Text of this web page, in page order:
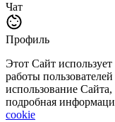
Чат
Профиль
Этот Сайт
работы
использование
подробная
cookie